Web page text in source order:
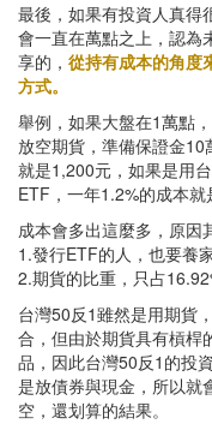
最後，如果有投資人真得
會一直在萬點之上，認為
享的， 從持有成本的角度
方式。
舉例，如果大盤在1萬點
放空期貨，準備保證金
就是1,200元，如果是用
ETF，一年1.2%的成本就
成本會多出這麼多，原因
1.發行ETF的人，也要養
2.期貨的比重，只占
台灣50反1雖然是用期貨
合，但由於期貨具有槓桿
品，因此台灣50反1的投
是放債券與現金，所以就
空，還划算的結果。